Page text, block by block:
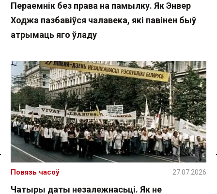
Спасылка без VPN
Пераемнік без права на памылку. Як Энвер
Ходжа пазбавіўся чалавека, які павінен быў
атрымаць яго ўладу
Чатыры даты незалежнасьці. Як не
Повязь часоў 27.07.2026